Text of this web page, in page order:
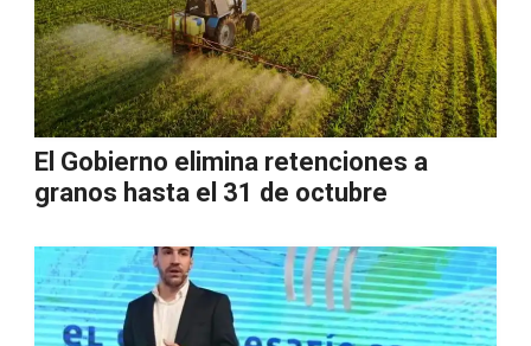
El Gobierno elimina retenciones a
granos hasta el 31 de octubre